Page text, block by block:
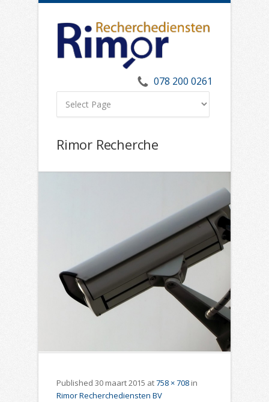
078 200 0261
Rimor Recherche
Published 30 maart 2015 at758 × 708 in
Rimor Recherchediensten BV